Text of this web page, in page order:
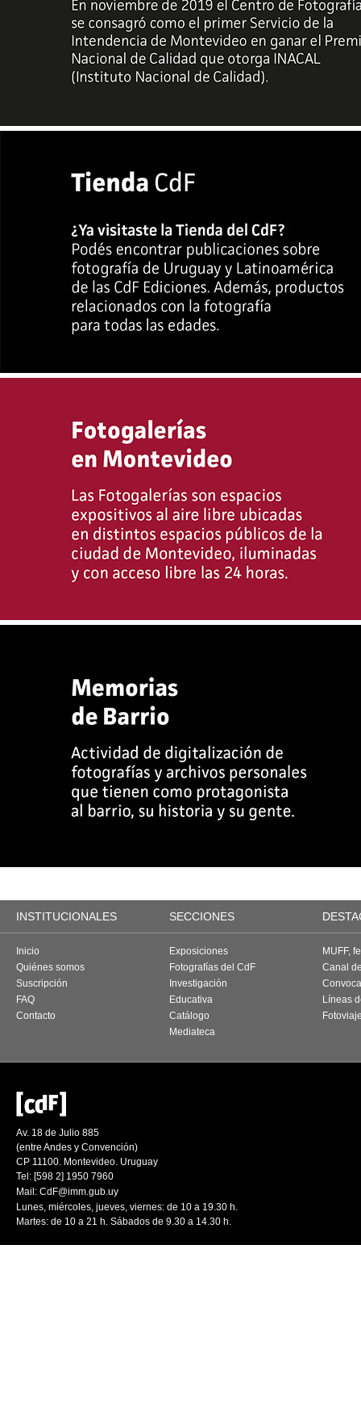
INSTITUCIONALES SECCIONES
Inicio
Quiénes somos
Suscripción
FAQ
Contacto
Exposiciones
Fotografías del CdF
Investigación
Educativa
Catálogo
Mediateca
MUFF,
Canal
Líneas
Av. 18 de Julio 885
(entre Andes y Convención)
CP 11100. Montevideo. Uruguay
Tel: [598 2] 1950 7960
Mail: CdF@imm.gub.uy
Lunes, miércoles, jueves, viernes: de 10 a 19.30 h.
Martes: de 10 a 21 h. Sábados de 9.30 a 14.30 h.